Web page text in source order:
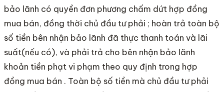
bảo lãnh có quyền đơn phương chấm dứt hợp đồng
mua bán, đồng thời chủ đầu tư phải ; hoàn trả toàn bộ
số tiền bên nhận bảo lãnh đã thực thanh toán và lãi
suất(nếu có), và phải trả cho bên nhận bảo lãnh
khoản tiền phạt vi phạm theo quy định trong hợp
đồng mua bán . Toàn bộ số tiền mà chủ đầu tư phải